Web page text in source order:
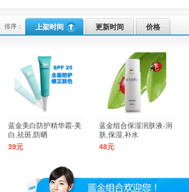
排序： 上架时间 更新时间 价格
蓝金美白防护精华霜-美
白,祛斑,防晒
39元
蓝金组合保湿润肤液-润
肤,保湿,补水
48元